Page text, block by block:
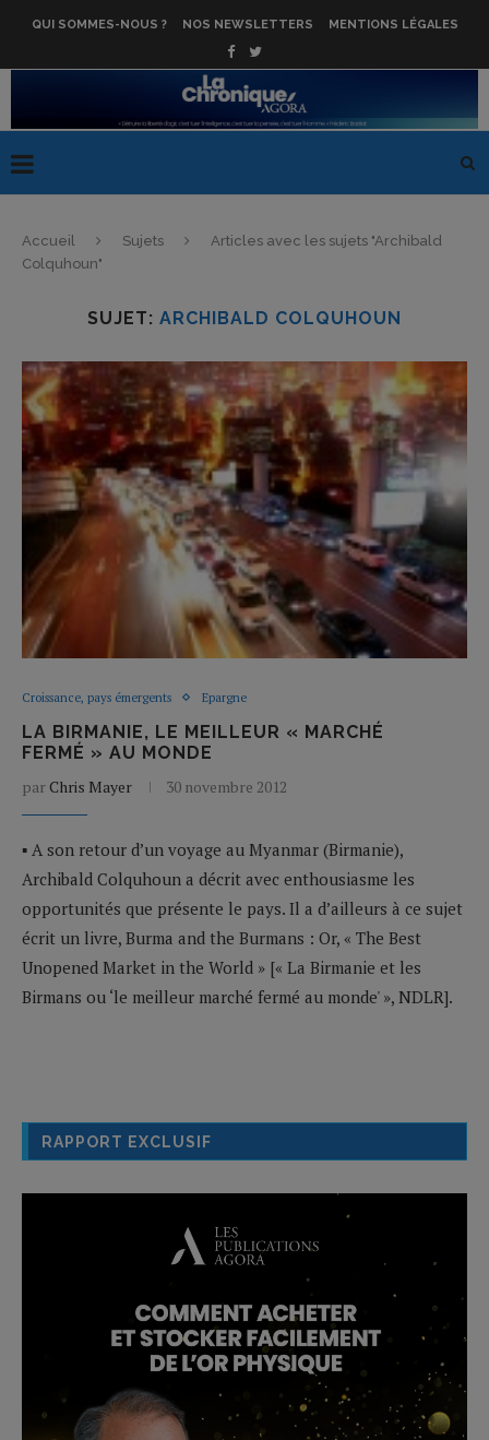
QUI SOMMES-NOUS ? NOS NEWSLETTERS MENTIONS LÉGALES
Accueil Sujets
Articles avec les sujets "Archibald
Colquhoun"
SUJET: ARCHIBALD COLQUHOUN
Croissance, pays émergents Epargne
LA BIRMANIE, LE MEILLEUR « MARCHÉ
FERMÉ » AU MONDE
parChris Mayer 30 novembre 2012
▪ A son retour d’un voyage au Myanmar (Birmanie),
Archibald Colquhoun a décrit avec enthousiasme les
opportunités que présente le pays. Il a d’ailleurs à ce sujet
écrit un livre, Burma and the Burmans : Or, « The Best
Unopened Market in the World » [« La Birmanie et les
Birmans ou ‘le meilleur marché fermé au monde' », NDLR].
RAPPORT EXCLUSIF